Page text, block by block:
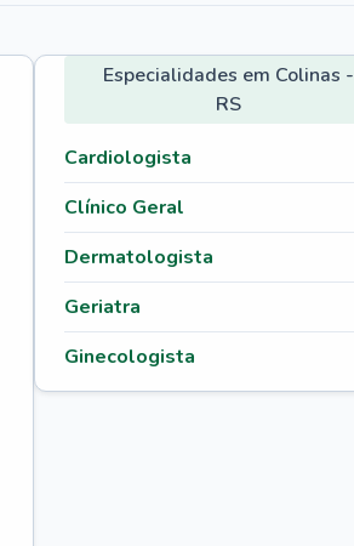
Especialidades em Colinas -
RS
Cardiologista
Clínico Geral
Dermatologista
Geriatra
Ginecologista